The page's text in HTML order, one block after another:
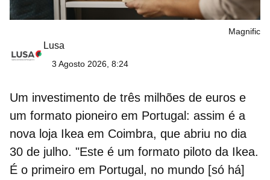
Magnific
Lusa
3 Agosto 2026, 8:24
Um investimento de três milhões de euros e
um formato pioneiro em Portugal: assim é a
nova loja Ikea em Coimbra, que abriu no dia
30 de julho. "Este é um formato piloto da Ikea.
É o primeiro em Portugal, no mundo [só há]